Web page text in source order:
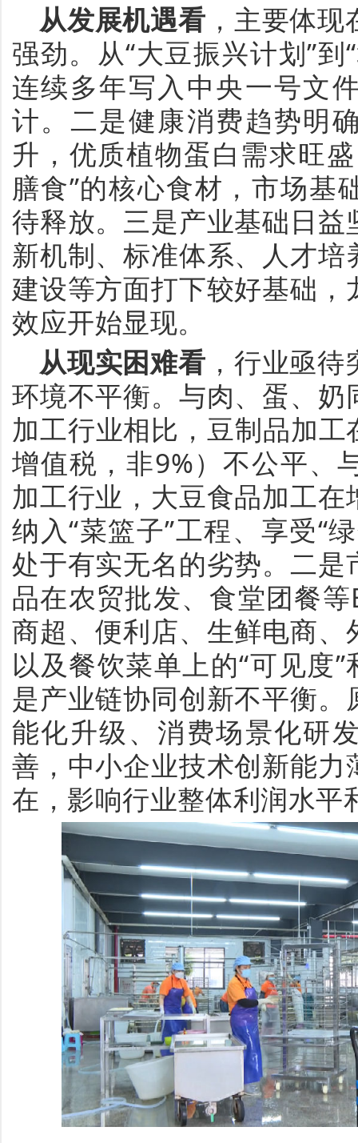
从发展机遇看 ， 主要体现
强劲。从“大豆振兴计划”到“
连续多年写入中央一号文
计。二是健康消费趋势明
升，优质植物蛋白需求旺
膳食”的核心食材，市场基
待释放。三是产业基础日益
新机制、标准体系、人才培
建设等方面打下较好基础
效应开始显现。
从现实困难看 ， 行业亟待
环境不平衡。与肉、蛋、奶
加工行业相比，豆制品加工
增值税，非9%）不公平、
加工行业 ， 大豆食品加工在
纳入“菜篮子”工程、享受“
处于有实无名的劣势。二是
品在农贸批发、食堂团餐等
商超、便利店、生鲜电商
以及餐饮菜单上的“可见度”
是产业链协同创新不平衡
能化升级、消费场景化研
善，中小企业技术创新能
在，影响行业整体利润水平